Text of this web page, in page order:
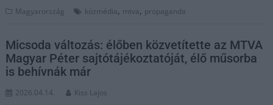
Magyarország közmédia, mtva, propaganda
Micsoda változás: élőben közvetítette az MTVA
Magyar Péter sajtótájékoztatóját, élő műsorba
is behívnák már
2026.04.14. Kiss Lajos